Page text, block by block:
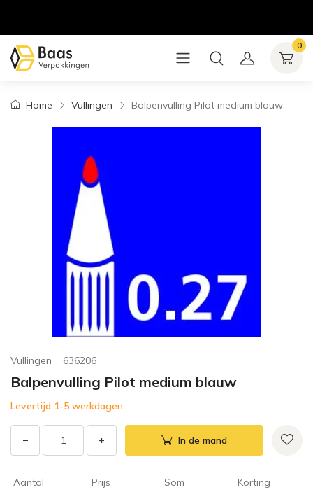
0
Home Vullingen Balpenvulling Pilot medium blauw
Vullingen 636206
Balpenvulling Pilot medium blauw
Levertijd 1-5 werkdagen
− + In de mand
Aantal Prijs Som Korting